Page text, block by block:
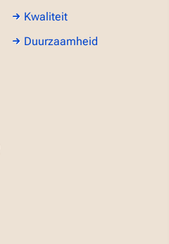
Kwaliteit
Duurzaamheid